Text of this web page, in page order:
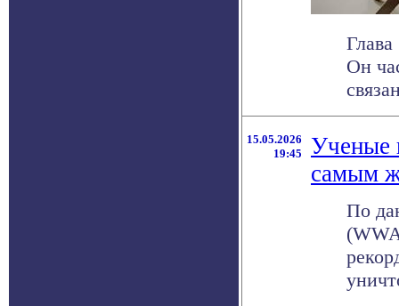
Он
15.05.2026
19:45
Ученые
самым
По